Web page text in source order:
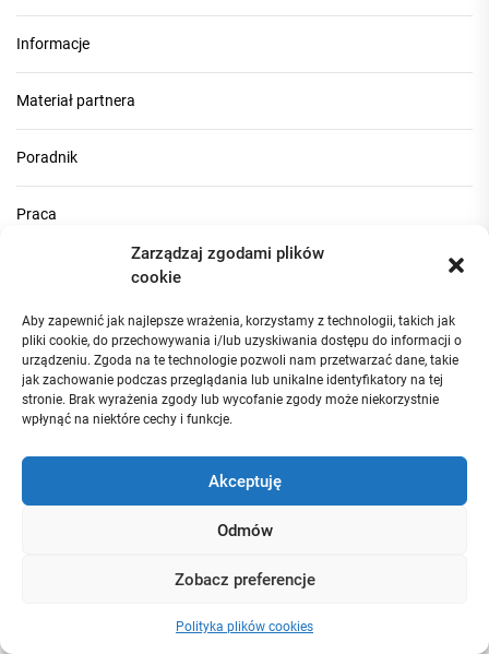
Zarządzaj zgodami plików
cookie
Aby zapewnić jak najlepsze wrażenia, korzystamy z technologii, takich jak
pliki cookie, do przechowywania i/lub uzyskiwania dostępu do informacji o
urządzeniu. Zgoda na te technologie pozwoli nam przetwarzać dane, takie
jak zachowanie podczas przeglądania lub unikalne identyfikatory na tej
stronie. Brak wyrażenia zgody lub wycofanie zgody może niekorzystnie
wpłynąć na niektóre cechy i funkcje.
Akceptuję
Odmów
Zobacz preferencje
Polityka plików cookies
Informacje
Materiał partnera
Poradnik
Praca
Uncategorized
Wiadomości